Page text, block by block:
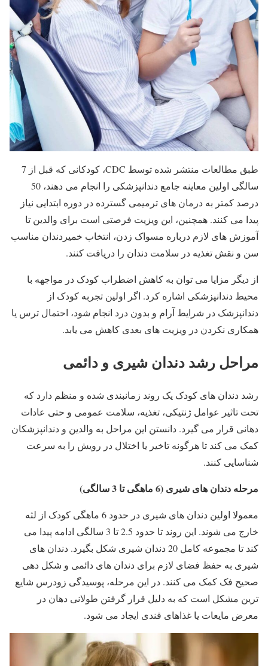
طبق مطالعات منتشر شده توسط CDC، کودکانی که قبل از 7
سالگی اولین معاینه جامع دندانپزشکی را انجام می دهند، 50
درصد کمتر به درمان های ترمیمی گسترده در دوره ابتدایی نیاز
پیدا می کنند. همچنین، این ویزیت فرصتی است برای والدین تا
آموزش های لازم درباره مسواک زدن، انتخاب خمیردندان مناسب
سن و نقش تغذیه در سلامت دندان را دریافت کنند.
از دیگر مزایا می توان به کاهش اضطراب کودک در مواجهه با
محیط دندانپزشکی اشاره کرد. اگر اولین تجربه کودک از
دندانپزشک در شرایط آرام و بدون درد انجام شود، احتمال ترس یا
همکاری نکردن در ویزیت های بعدی کاهش می یابد.
مراحل رشد دندان شیری و دائمی
رشد دندان های کودک یک روند زمانبندی شده و منظم دارد که
تحت تاثیر عوامل ژنتیکی، تغذیه، سلامت عمومی و حتی عادات
دهانی قرار می گیرد. دانستن این مراحل به والدین و دندانپزشکان
کمک می کند تا هرگونه تاخیر یا اختلال در رویش را به سرعت
شناسایی کنند.
مرحله دندان های شیری (6 ماهگی تا 3 سالگی)
معمولا اولین دندان های شیری در حدود 6 ماهگی کودک از لثه
خارج می شوند. این روند تا حدود 2.5 تا 3 سالگی ادامه پیدا می
کند تا مجموعه کامل 20 دندان شیری شکل بگیرد. دندان های
شیری به حفظ فضای لازم برای دندان های دائمی و شکل دهی
صحیح فک کمک می کنند. در این مرحله، پوسیدگی زودرس شایع
ترین مشکل است که به دلیل قرار گرفتن طولانی دهان در
معرض مایعات یا غذاهای قندی ایجاد می شود.